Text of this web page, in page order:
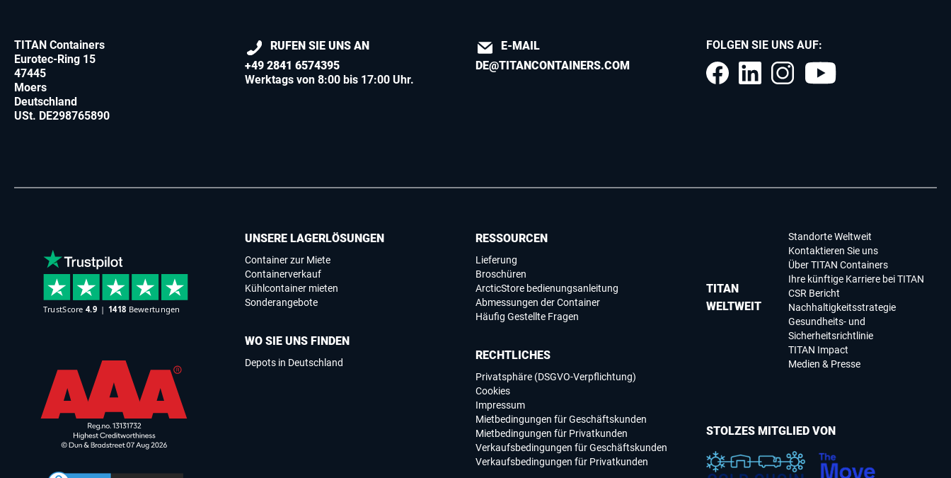
TITAN Containers
Eurotec-Ring 15
47445
Moers
Deutschland
USt. DE298765890
RUFEN SIE UNS AN
+49 2841 6574395
Werktags von 8:00 bis 17:00 Uhr.
E-MAIL
DE@TITANCONTAINERS.COM
FOLGEN SIE UNS AUF:
UNSERE LAGERLÖSUNGEN
Container zur Miete
Containerverkauf
Kühlcontainer mieten
Sonderangebote
WO SIE UNS FINDEN
Depots in Deutschland
TITAN
WELTWEIT
Standorte Weltweit
Kontaktieren Sie uns
Über TITAN Containers
Ihre künftige Karriere bei TITAN
CSR Bericht
Nachhaltigkeitsstrategie
Gesundheits- und
Sicherheitsrichtlinie
TITAN Impact
Medien & Presse
RESSOURCEN
Lieferung
Broschüren
ArcticStore bedienungsanleitung
Abmessungen der Container
Häufig Gestellte Fragen
RECHTLICHES
Privatsphäre (DSGVO-Verpflichtung)
Cookies
Impressum
Mietbedingungen für Geschäftskunden
Mietbedingungen für Privatkunden
Verkaufsbedingungen für Geschäftskunden
Verkaufsbedingungen für Privatkunden
STOLZES MITGLIED VON